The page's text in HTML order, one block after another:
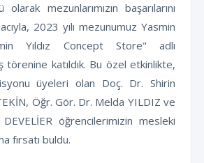
olarak mezunlarımızın başarılarını
2023 yılı mezunumuz Yasmin
Yıldız Concept Store" adlı
törenine katıldık. Bu özel etkinlikte,
üyeleri olan Doç. Dr. Shirin
Öğr. Gör. Dr. Melda YILDIZ ve
öğrencilerimizin mesleki
fırsatı buldu.